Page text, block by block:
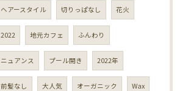
ヘアースタイル 切りっぱなし 花火
2022 地元カフェ ふんわり
ニュアンス プール開き 2022年
前髪なし 大人気 オーガニック Wax